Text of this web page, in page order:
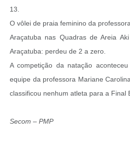
13.
O vôlei de praia feminino da
Araçatuba nas Quadras de Areia
Araçatuba: perdeu de 2 a zero.
A competição da natação
equipe da professora Mariane
classificou nenhum atleta para a Final
Secom – PMP